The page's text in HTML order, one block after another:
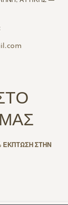
ΜΑΣ
ΕΚΠΤΩΣΗ ΣΤΗΝ